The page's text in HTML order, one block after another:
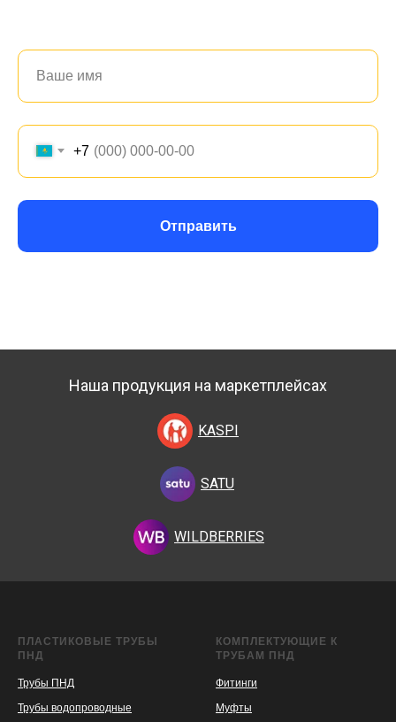
+7
Отправить
Наша продукция на маркетплейсах
KASPI
SATU
WILDBERRIES
ПЛАСТИКОВЫЕ ТРУБЫ
ПНД
Трубы ПНД
Трубы водопроводные
КОМПЛЕКТУЮЩИЕ К
ТРУБАМ ПНД
Фитинги
Муфты